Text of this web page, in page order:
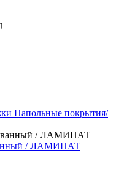
Напольные покрытия/
/ ЛАМИНАТ